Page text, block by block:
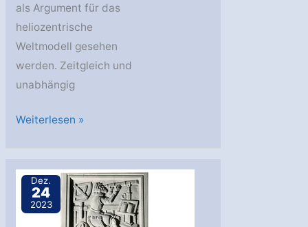
als Argument für das
heliozentrische
Weltmodell gesehen
werden. Zeitgleich und
unabhängig
SiMaG:
Simon
Marius
neu
Weiterlesen »
Dez.
24
2023